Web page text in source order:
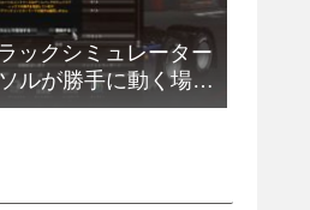
ックシミュレーター
ルが勝手に動く場合
)